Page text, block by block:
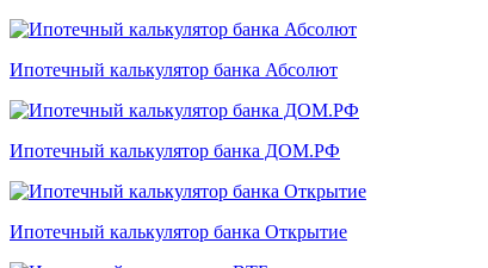
Ипотечный калькулятор банка Абсолют
Ипотечный калькулятор банка ДОМ.РФ
Ипотечный калькулятор банка Открытие